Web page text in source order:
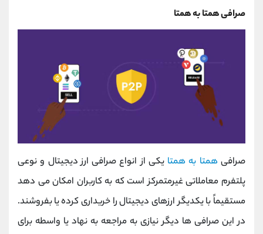
صرافی همتا به همتا
صرافیهمتا به همتا یکی از انواع صرافی ارز دیجیتال و نوعی
پلتفرم معاملاتی غیرمتمرکز است که به کاربران امکان می‌ دهد
مستقیماً با یکدیگر ارزهای دیجیتال را خریداری کرده یا بفروشند.
در این صرافی ها دیگر نیازی به مراجعه به نهاد یا واسطه برای